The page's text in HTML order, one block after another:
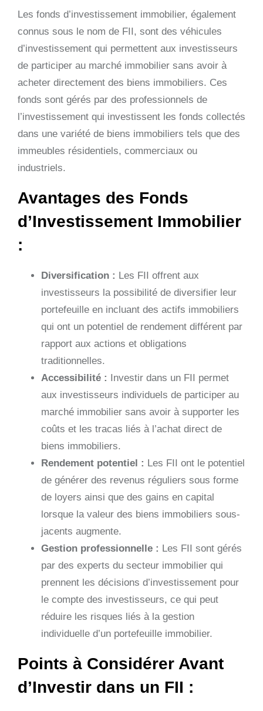
Les fonds d’investissement immobilier, également
connus sous le nom de FII, sont des véhicules
d’investissement qui permettent aux investisseurs
de participer au marché immobilier sans avoir à
acheter directement des biens immobiliers. Ces
fonds sont gérés par des professionnels de
l’investissement qui investissent les fonds collectés
dans une variété de biens immobiliers tels que des
immeubles résidentiels, commerciaux ou
industriels.
Avantages des Fonds
d’Investissement Immobilier
:
Diversification : Les FII offrent aux
investisseurs la possibilité de diversifier leur
portefeuille en incluant des actifs immobiliers
qui ont un potentiel de rendement différent par
rapport aux actions et obligations
traditionnelles.
Accessibilité : Investir dans un FII permet
aux investisseurs individuels de participer au
marché immobilier sans avoir à supporter les
coûts et les tracas liés à l’achat direct de
biens immobiliers.
Rendement potentiel : Les FII ont le potentiel
de générer des revenus réguliers sous forme
de loyers ainsi que des gains en capital
lorsque la valeur des biens immobiliers sous-
jacents augmente.
Gestion professionnelle : Les FII sont gérés
par des experts du secteur immobilier qui
prennent les décisions d’investissement pour
le compte des investisseurs, ce qui peut
réduire les risques liés à la gestion
individuelle d’un portefeuille immobilier.
Points à Considérer Avant
d’Investir dans un FII :